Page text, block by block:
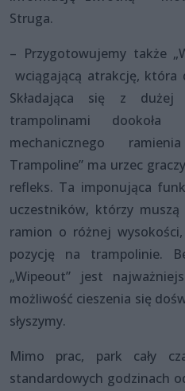
Struga.
– Przygotowujemy także
wciągającą atrakcję, która
Składająca się z
trampolinami
mechanicznego
Trampoline” ma urzec
refleks. Ta imponująca
uczestników, którzy muszą
ramion o różnej
pozycję na trampolinie.
„Wipeout” jest
możliwość cieszenia się
słyszymy.
Mimo prac, park cały
standardowych godzinach